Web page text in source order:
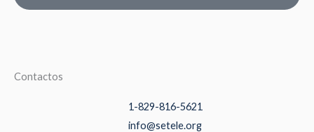
Contactos
1-829-816-5621
info@setele.org